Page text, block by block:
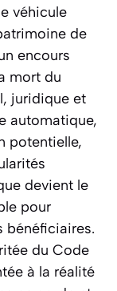
véhicule
de
encours
mort du
juridique et
automatique,
potentielle,
devient le
pour
bénéficiaires.
du Code
à la réalité